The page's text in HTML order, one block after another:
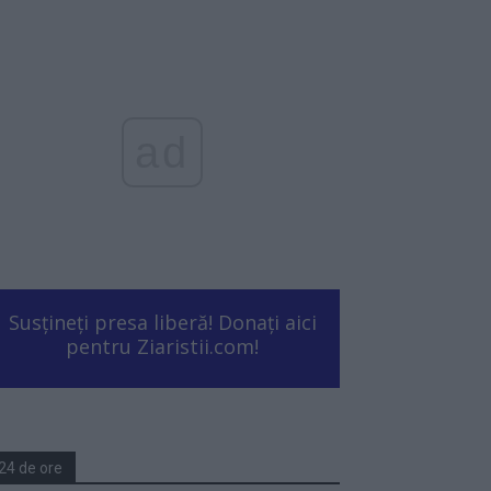
Susțineți presa liberă! Donați aici
pentru Ziaristii.com!
de ore